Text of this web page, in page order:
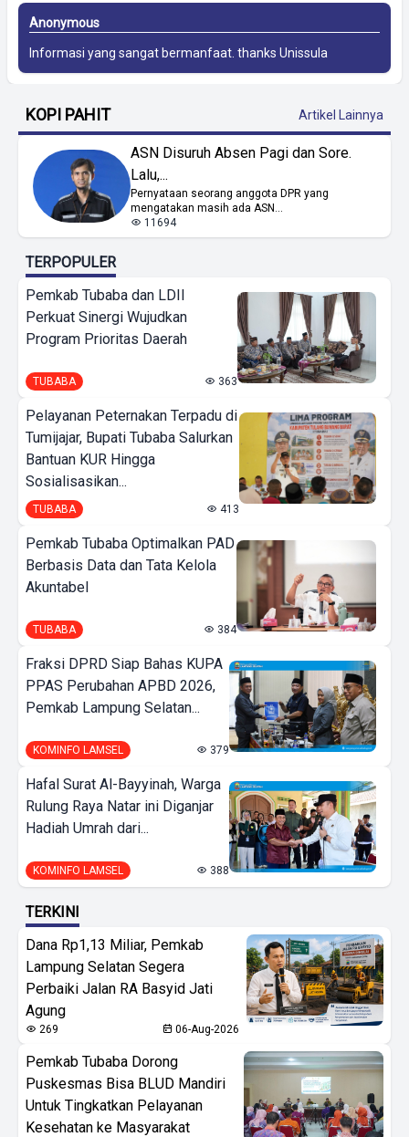
Anonymous
Informasi yang sangat bermanfaat. thanks Unissula
KOPI PAHIT Artikel Lainnya
ASN Disuruh Absen Pagi dan Sore.
Lalu,...
Pernyataan seorang anggota DPR yang
mengatakan masih ada ASN...
11694
TERPOPULER
Pemkab Tubaba dan LDII
Perkuat Sinergi Wujudkan
Program Prioritas Daerah
TUBABA 363
Pelayanan Peternakan Terpadu di
Tumijajar, Bupati Tubaba Salurkan
Bantuan KUR Hingga
Sosialisasikan...
TUBABA 413
Pemkab Tubaba Optimalkan PAD
Berbasis Data dan Tata Kelola
Akuntabel
TUBABA 384
Fraksi DPRD Siap Bahas KUPA
PPAS Perubahan APBD 2026,
Pemkab Lampung Selatan...
KOMINFO LAMSEL 379
Hafal Surat Al-Bayyinah, Warga
Rulung Raya Natar ini Diganjar
Hadiah Umrah dari...
KOMINFO LAMSEL 388
TERKINI
Dana Rp1,13 Miliar, Pemkab
Lampung Selatan Segera
Perbaiki Jalan RA Basyid Jati
Agung
269 06-Aug-2026
Pemkab Tubaba Dorong
Puskesmas Bisa BLUD Mandiri
Untuk Tingkatkan Pelayanan
Kesehatan ke Masyarakat